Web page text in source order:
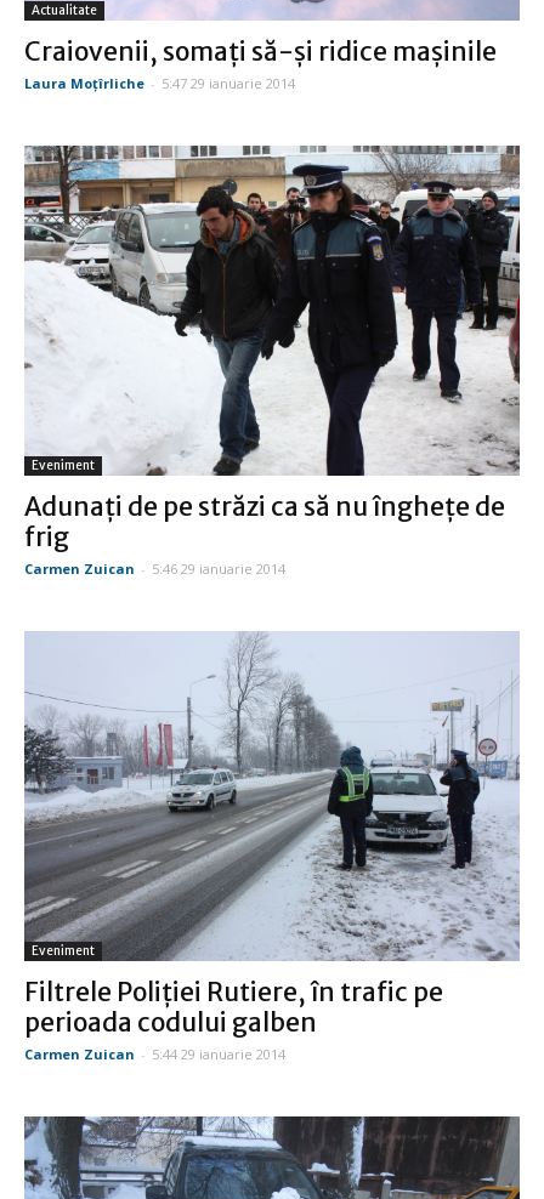
Actualitate
Craiovenii, somaţi să-şi ridice maşinile
Laura Moţîrliche - 5:47 29 ianuarie 2014
Eveniment
Adunaţi de pe străzi ca să nu îngheţe de
frig
Carmen Zuican - 5:46 29 ianuarie 2014
Eveniment
Filtrele Poliţiei Rutiere, în trafic pe
perioada codului galben
Carmen Zuican - 5:44 29 ianuarie 2014